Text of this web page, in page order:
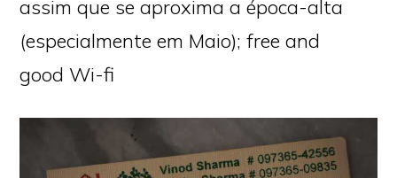
assim que se aproxima a época-alta
(especialmente em Maio); free and
good Wi-fi